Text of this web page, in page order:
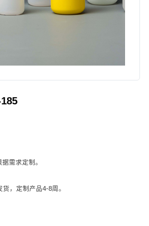
需求定制。
，定制产品4-8周。